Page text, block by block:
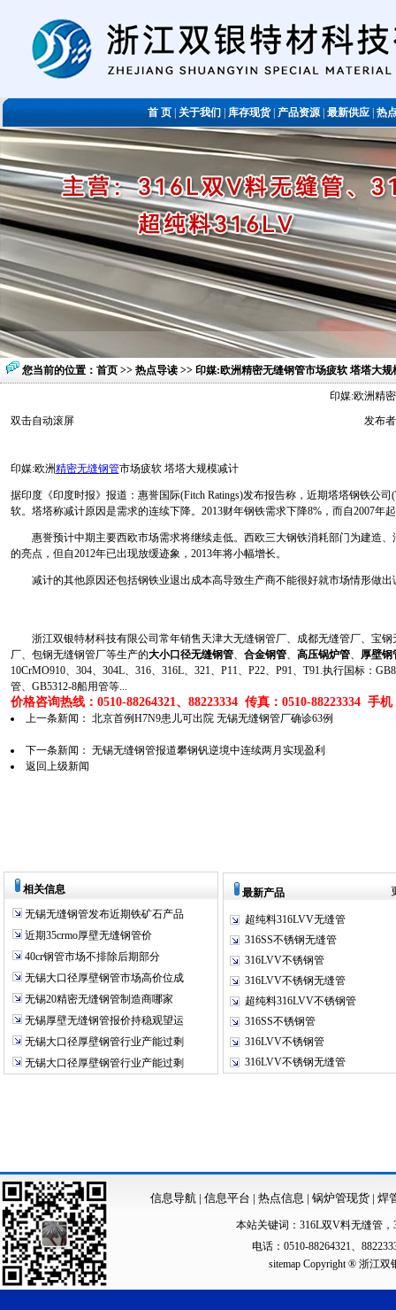
首 页关于我们库存现货|产品资源|最新供应|热
您当前的位置： 首页 >> 热点导读 >> 印媒:欧洲精密无缝钢管市场疲软 塔塔大规
印媒:欧洲精
双击自动滚屏
发布
印媒:欧洲精密无缝钢管市场疲软 塔塔大规模减计
据印度《印度时报》报道：惠誉国际(Fitch Ratings)发布报告称，近期塔塔钢铁公
软。塔塔称减计原因是需求的连续下降。2013财年钢铁需求下降8%，而自2007年
惠誉预计中期主要西欧市场需求将继续走低。西欧三大钢铁消耗部门为建造、
的亮点，但自2012年已出现放缓迹象，2013年将小幅增长。
减计的其他原因还包括钢铁业退出成本高导致生产商不能很好就市场情形做出
浙江双银特材科技有限公司常年销售天津大无缝钢管厂、成都无缝管厂、宝钢
厂、包钢无缝钢管厂等生产的大小口径无缝钢管、 合金钢管、 高压锅炉管、
厚壁钢
10CrMO910、304、304L、316、316L、321、P11、P22、P91、T91.执行国标：
管、GB5312-8船用管等...
价格咨询热线：0510-88264321、88223334 传真：0510-88223334 手机
上一条新闻： 北京首例H7N9患儿可出院 无锡无缝钢管厂确诊63例
下一条新闻： 无锡无缝钢管报道攀钢钒逆境中连续两月实现盈利
返回上级新闻
相关信息
无锡无缝钢管发布近期铁矿石产品
近期35crmo厚壁无缝钢管价
40cr钢管市场不排除后期部分
无锡大口径厚壁钢管市场高价位成
无锡20精密无缝钢管制造商哪家
无锡厚壁无缝钢管报价持稳观望运
无锡大口径厚壁钢管行业产能过剩
无锡大口径厚壁钢管行业产能过剩
最新产品
超纯料316LVV无缝管
316SS不锈钢无缝管
316LVV不锈钢管
316LVV不锈钢无缝管
超纯料316LVV不锈钢管
316SS不锈钢管
316LVV不锈钢管
316LVV不锈钢无缝管
信息导航| 信息平台 | 热点信息 | 锅炉管现货 | 焊
本站关键词： 316L双V料无缝管 ，
电话：0510-88264321、
sitemapCopyright ® 浙江双